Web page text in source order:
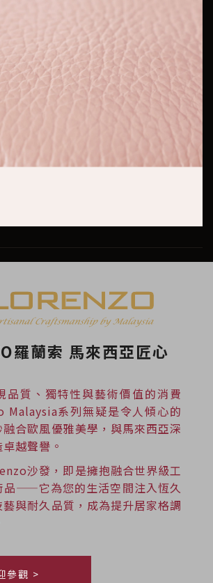
羅蘭索 馬來西亞匠心
質、獨特性與藝術價值的消費
Malaysia系列無疑是令人傾心的
合歐風優雅美學，與馬來西亞深
越聲譽。
沙發，即是擁抱融合世界級工
品——它為您的生活空間注入恆久
與耐久品質，成為提升居家格調
參觀 >